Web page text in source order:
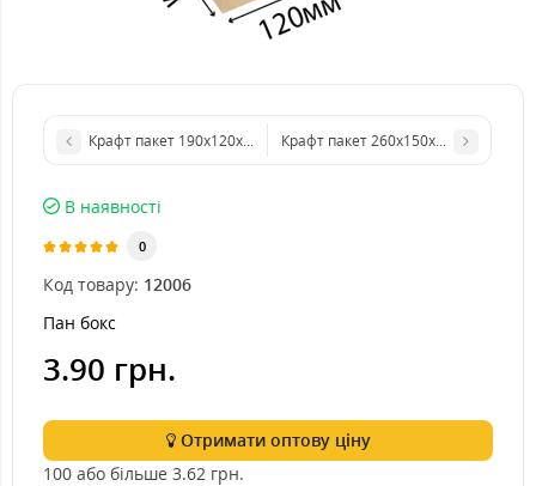
Крафт пакет 190х120х280 мм без ручокКрафт пакет 260х150х350 мм без
В наявності
0
Код товару: 12006
Пан бокс
3.90 грн.
Отримати оптову ціну
100 або більше 3.62 грн.